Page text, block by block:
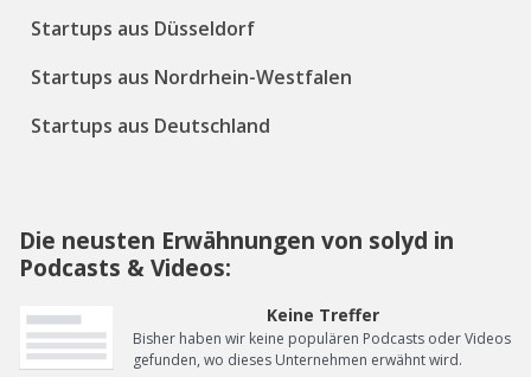
Startups aus Düsseldorf
Startups aus Nordrhein-Westfalen
Startups aus Deutschland
Die neusten Erwähnungen von solyd in
Podcasts & Videos:
Keine Treffer
Bisher haben wir keine populären Podcasts oder Videos
gefunden, wo dieses Unternehmen erwähnt wird.